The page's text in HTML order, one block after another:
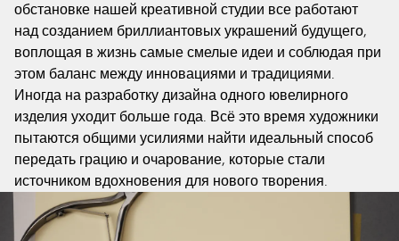
обстановке нашей креативной студии все работают
над созданием бриллиантовых украшений будущего,
воплощая в жизнь самые смелые идеи и соблюдая при
этом баланс между инновациями и традициями.
Иногда на разработку дизайна одного ювелирного
изделия уходит больше года. Всё это время художники
пытаются общими усилиями найти идеальный способ
передать грацию и очарование, которые стали
источником вдохновения для нового творения.